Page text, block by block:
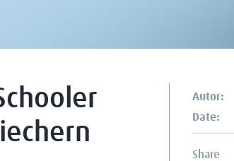
Autor:
Date:
Share